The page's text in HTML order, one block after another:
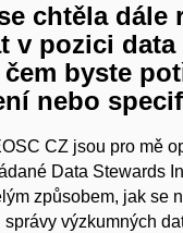
chtěla dále
v pozici
byste
nebo
CZ jsou pro mě
Data Stewards
způsobem, jak se
výzkumných